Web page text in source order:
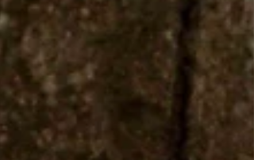
Que ce soit pour la Saint Valentin, un anniversaire,
une occasion spéciale ou simplement pour le
de faire (et manger) un joli dessert, ces recettes
trouvent toujours leur place. C'est pourquoi j'ai
regroupé ici plusie